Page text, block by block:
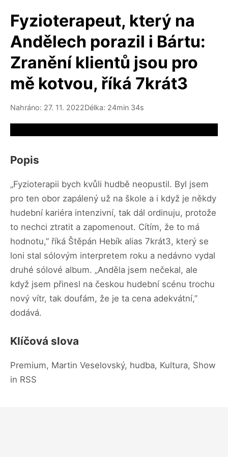
Fyzioterapeut, který na
Andělech porazil i Bártu:
Zranění klientů jsou pro
mě kotvou, říká 7krát3
Nahráno: 27. 11. 2022Délka: 24min 34s
Popis
„Fyzioterapii bych kvůli hudbě neopustil. Byl jsem
pro ten obor zapálený už na škole a i když je někdy
hudební kariéra intenzivní, tak dál ordinuju, protože
to nechci ztratit a zapomenout. Cítím, že to má
hodnotu,” říká Štěpán Hebík alias 7krát3, který se
loni stal sólovým interpretem roku a nedávno vydal
druhé sólové album. „Anděla jsem nečekal, ale
když jsem přinesl na českou hudební scénu trochu
nový vítr, tak doufám, že je ta cena adekvátní,”
dodává.
Klíčová slova
Premium, Martin Veselovský, hudba, Kultura, Show
in RSS